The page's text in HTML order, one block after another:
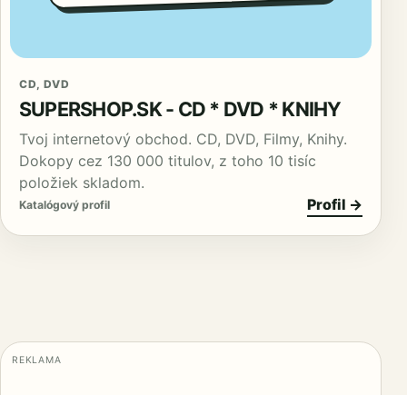
CD, DVD
SUPERSHOP.SK - CD * DVD * KNIHY
Tvoj internetový obchod. CD, DVD, Filmy, Knihy.
Dokopy cez 130 000 titulov, z toho 10 tisíc
položiek skladom.
Katalógový profil Profil →
REKLAMA